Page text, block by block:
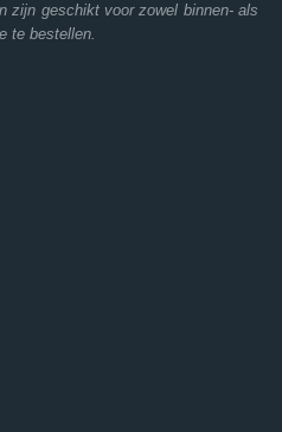
zijn geschikt voor zowel binnen- als
te bestellen.